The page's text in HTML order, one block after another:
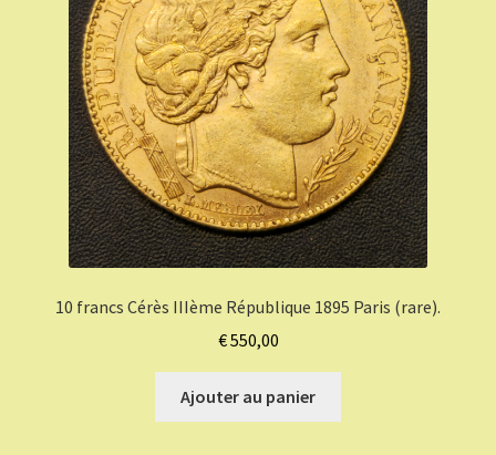
10 francs Cérès IIIème République 1895 Paris (rare).
€550,00
Ajouter au panier